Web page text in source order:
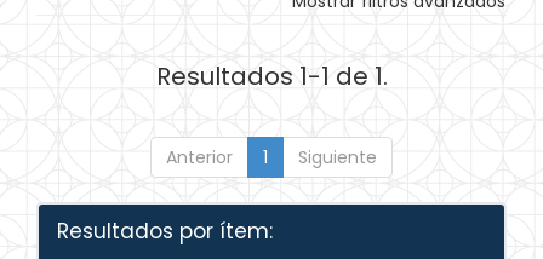
Resultados 1-1 de 1.
Anterior 1 Siguiente
Resultados por ítem: